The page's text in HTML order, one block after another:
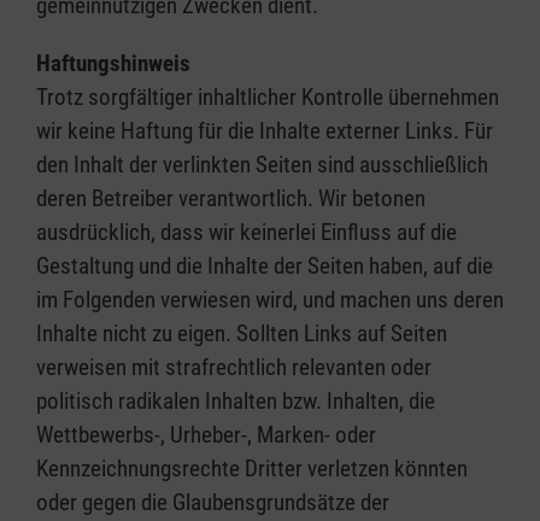
Haftungshinweis
Trotz sorgfältiger inhaltlicher Kontrolle übernehmen
wir keine Haftung für die Inhalte externer Links. Für
den Inhalt der verlinkten Seiten sind ausschließlich
deren Betreiber verantwortlich. Wir betonen
ausdrücklich, dass wir keinerlei Einfluss auf die
Gestaltung und die Inhalte der Seiten haben, auf die
im Folgenden verwiesen wird, und machen uns deren
Inhalte nicht zu eigen. Sollten Links auf Seiten
verweisen mit strafrechtlich relevanten oder
politisch radikalen Inhalten bzw. Inhalten, die
Wettbewerbs-, Urheber-, Marken- oder
Kennzeichnungsrechte Dritter verletzen könnten
oder gegen die Glaubensgrundsätze der